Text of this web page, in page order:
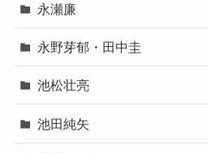
永瀬廉
永野芽郁・田中圭
池松壮亮
池田純矢